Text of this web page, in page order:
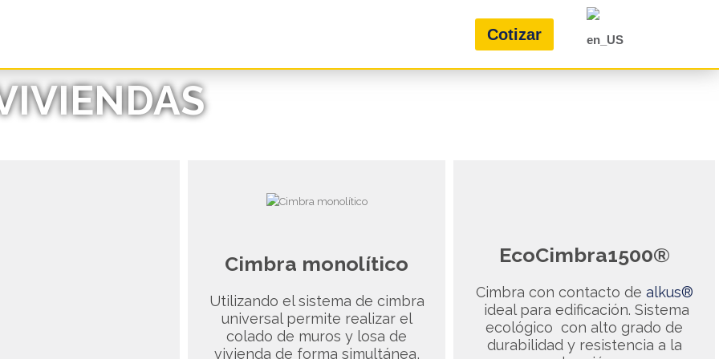
Cotizar
Cimbra monolítico
Utilizando el sistema de cimbra
universal permite realizar el
colado de muros y losa de
vivienda de forma simultánea,
EcoCimbra1500®
Cimbra con contacto de alkus®
ideal para edificación. Sistema
ecológico con alto grado de
durabilidad y resistencia a la